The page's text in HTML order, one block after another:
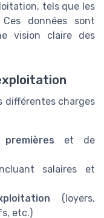
tels que les
données sont
vision claire des
différentes charges
et de
salaires et
(loyers,
etc.)